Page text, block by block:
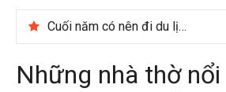
Cuối năm có nên đi du lịch Phú Quốc không?
Những nhà thờ